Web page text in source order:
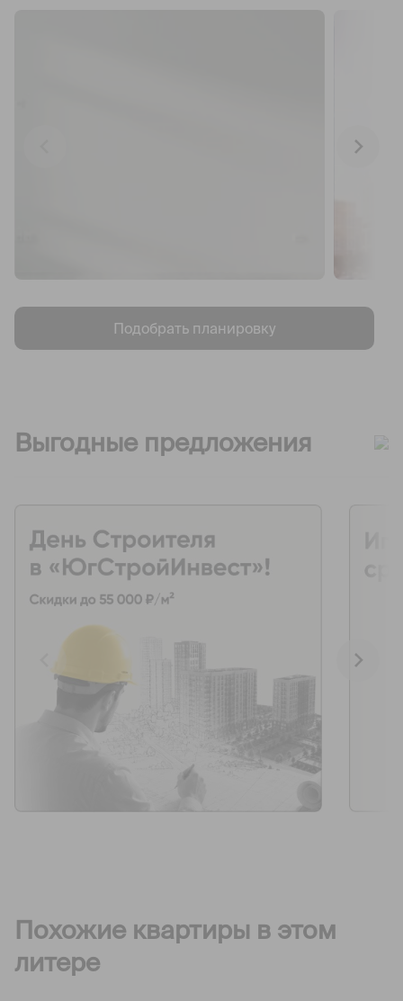
Подобрать планировку
Выгодные предложения
Похожие квартиры в этом
литере